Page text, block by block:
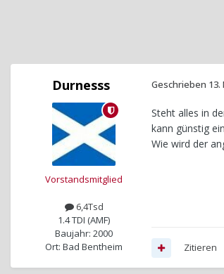
Durnesss
Vorstandsmitglied
6,4Tsd
1.4 TDI (AMF)
Baujahr: 2000
Ort: Bad Bentheim
Geschrieben 13.
Steht alles in
kann günstig
Wie wird der
Zitieren